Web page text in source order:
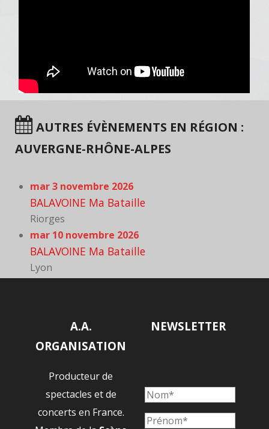
AUTRES ÉVÈNEMENTS EN RÉGION :
AUVERGNE-RHÔNE-ALPES
mar 3 novembre 2026
BALAVOINE Ma Bataille
Riorges
mar 10 novembre 2026
BALAVOINE Ma Bataille
Lyon
A.A.
ORGANISATION
Producteur de
spectacles et de
concerts en France.
NEWSLETTER